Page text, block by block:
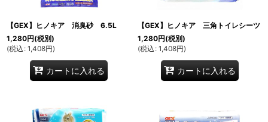
【GEX】ヒノキア 消臭砂 6.5L
1,280円(税別)
(税込 : 1,408円)
カートに入れる
【GEX】ヒノキア 三角トイレシーツ
1,280円(税別)
(税込 : 1,408円)
カートに入れる